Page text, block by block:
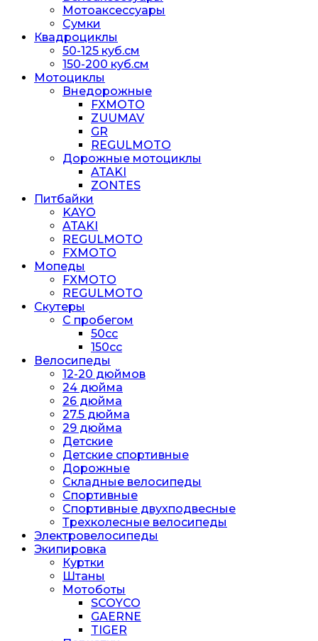
Мотоаксессуары
Сумки
Квадроциклы
50-125 куб.см
150-200 куб.см
Мотоциклы
Внедорожные
FXMOTO
ZUUMAV
GR
REGULMOTO
Дорожные мотоциклы
ATAKI
ZONTES
Питбайки
KAYO
ATAKI
REGULMOTO
FXMOTO
Мопеды
FXMOTO
REGULMOTO
Скутеры
С пробегом
50cc
150cc
Велосипеды
12-20 дюймов
24 дюйма
26 дюйма
27.5 дюйма
29 дюйма
Детские
Детские спортивные
Дорожные
Складные велосипеды
Спортивные
Спортивные двухподвесные
Трехколесные велосипеды
Электровелосипеды
Экипировка
Куртки
Штаны
Мотоботы
SCOYCO
GAERNE
TIGER